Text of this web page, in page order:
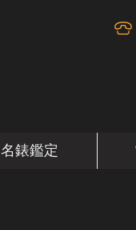
名錶鑑定